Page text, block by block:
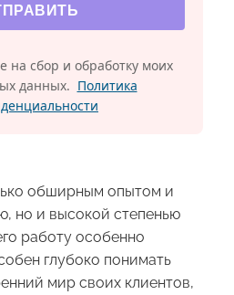
на сбор и обработку моих
данных. Политика
обширным опытом и
но и высокой степенью
работу особенно
глубоко понимать
мир своих клиентов,